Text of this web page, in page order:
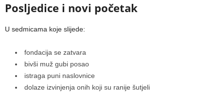
Posljedice i novi početak
U sedmicama koje slijede:
fondacija se zatvara
bivši muž gubi posao
istraga puni naslovnice
dolaze izvinjenja onih koji su ranije šutjeli